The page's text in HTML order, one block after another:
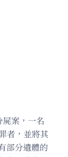
案，一名
者，並將其
部分遺體的